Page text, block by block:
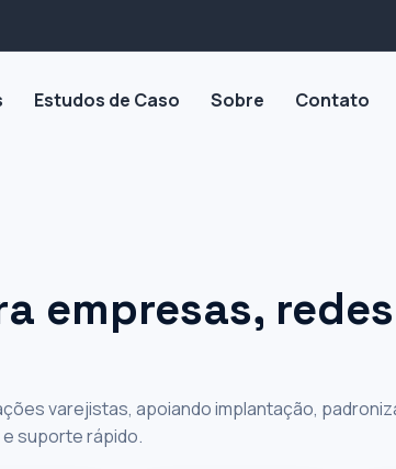
Estudos de Caso Sobre Contato
para
e lojas em
empresas,
varejistas, apoiando implantação,
suporte rápido.